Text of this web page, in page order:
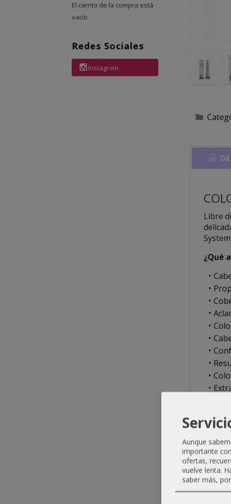
El carrito de la compra está
vacío
Redes Sociales
Instagram
Libre
¿Qué
una
Aunque
importante
ofertas,
vuelve lenta.
saber más,